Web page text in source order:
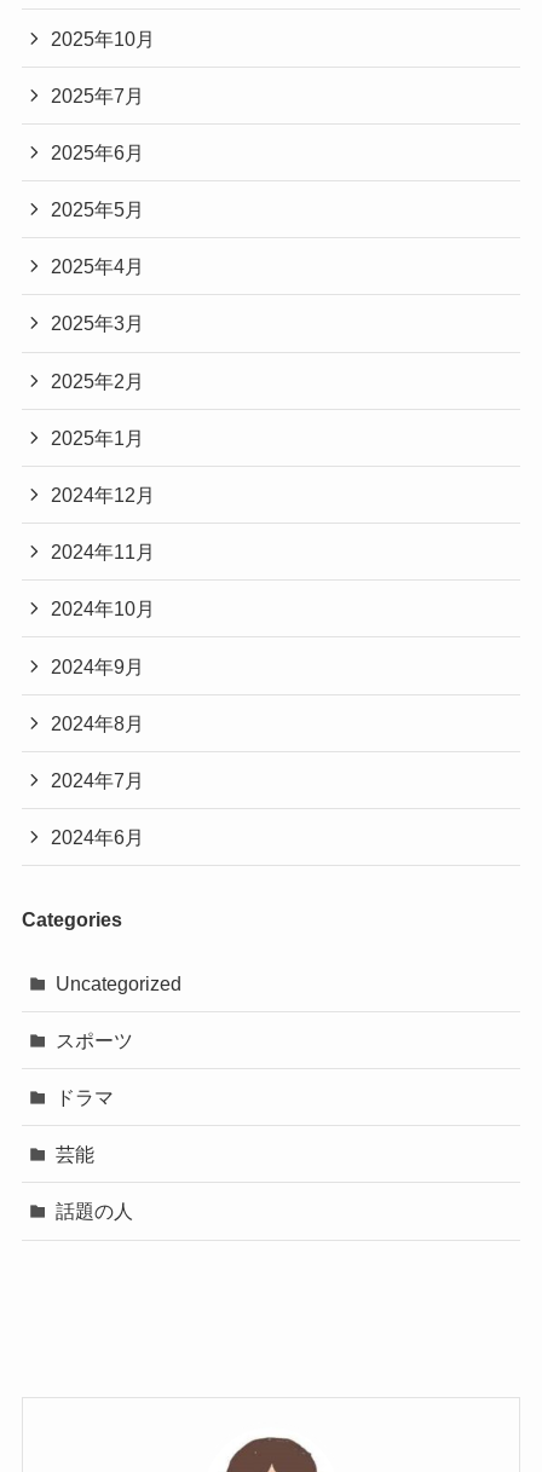
2025年10月
2025年7月
2025年6月
2025年5月
2025年4月
2025年3月
2025年2月
2025年1月
2024年12月
2024年11月
2024年10月
2024年9月
2024年8月
2024年7月
2024年6月
Categories
Uncategorized
スポーツ
ドラマ
芸能
話題の人